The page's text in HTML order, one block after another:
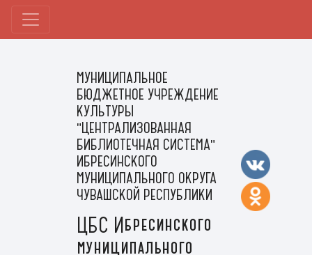
МУНИЦИПАЛЬНОЕ
БЮДЖЕТНОЕ УЧРЕЖДЕНИЕ
КУЛЬТУРЫ
"ЦЕНТРАЛИЗОВАННАЯ
БИБЛИОТЕЧНАЯ СИСТЕМА"
ИБРЕСИНСКОГО
МУНИЦИПАЛЬНОГО ОКРУГА
ЧУВАШСКОЙ РЕСПУБЛИКИ
ЦБС Ибресинского
муниципального